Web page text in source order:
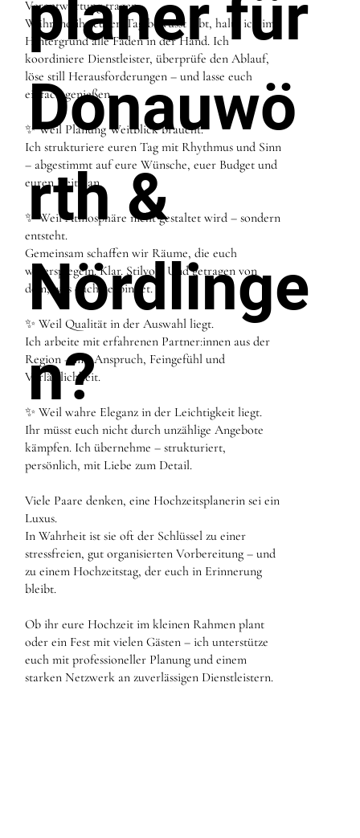
Verantwortung tragen.
Während ihr euren Tag bewusst lebt, halte ich im
Hintergrund alle Fäden in der Hand. Ich
koordiniere Dienstleister, überprüfe den Ablauf,
löse still Herausforderungen – und lasse euch
einfach genießen.
✨ Weil Planung Weitblick braucht.
Ich strukturiere euren Tag mit Rhythmus und Sinn
– abgestimmt auf eure Wünsche, euer Budget und
euren Zeitplan.
✨ Weil Atmosphäre nicht gestaltet wird – sondern
entsteht.
Gemeinsam schaffen wir Räume, die euch
widerspiegeln. Klar. Stilvoll. Und getragen von
dem, was euch verbindet.
✨ Weil Qualität in der Auswahl liegt.
Ich arbeite mit erfahrenen Partner:innen aus der
Region – mit Anspruch, Feingefühl und
Verlässlichkeit.
✨ Weil wahre Eleganz in der Leichtigkeit liegt.
Ihr müsst euch nicht durch unzählige Angebote
kämpfen. Ich übernehme – strukturiert,
persönlich, mit Liebe zum Detail.
Viele Paare denken, eine Hochzeitsplanerin sei ein
Luxus.
In Wahrheit ist sie oft der Schlüssel zu einer
stressfreien, gut organisierten Vorbereitung – und
zu einem Hochzeitstag, der euch in Erinnerung
bleibt.
Ob ihr eure Hochzeit im kleinen Rahmen plant
oder ein Fest mit vielen Gästen – ich unterstütze
euch mit professioneller Planung und einem
starken Netzwerk an zuverlässigen Dienstleistern.
planer für
Donauwö
rth &
Nördlinge
n?